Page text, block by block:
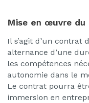
Mise en œuvre du
Il s’agit d’un contrat
alternance d’une
les compétences
autonomie dans le
Le contrat pourra
immersion en